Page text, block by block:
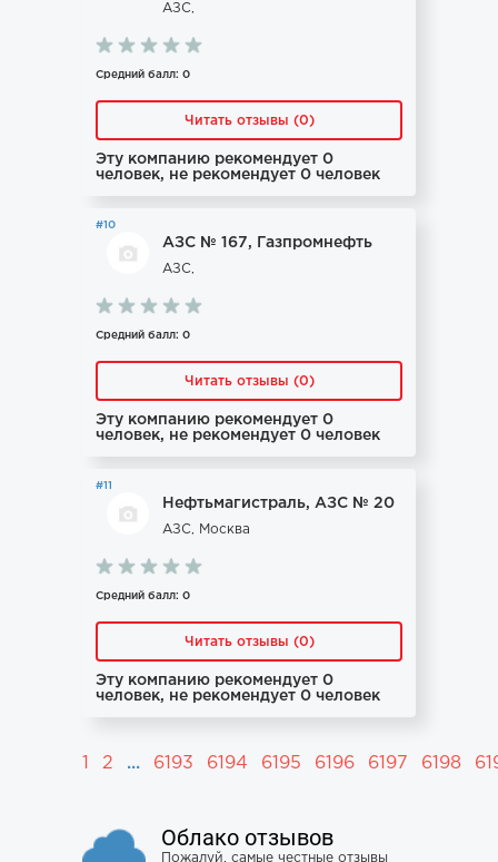
АЗС,
Средний балл: 0
Читать отзывы (0)
Эту компанию рекомендует 0
человек, не рекомендует 0 человек
#10
АЗС № 167, Газпромнефть
АЗС,
Средний балл: 0
Читать отзывы (0)
Эту компанию рекомендует 0
человек, не рекомендует 0 человек
#11
Нефтьмагистраль, АЗС № 20
АЗС, Москва
Средний балл: 0
Читать отзывы (0)
Эту компанию рекомендует 0
человек, не рекомендует 0 человек
2 ... 6193 6194 6195 6196 6197 6198
Облако отзывов
Пожалуй, самые честные отзывы